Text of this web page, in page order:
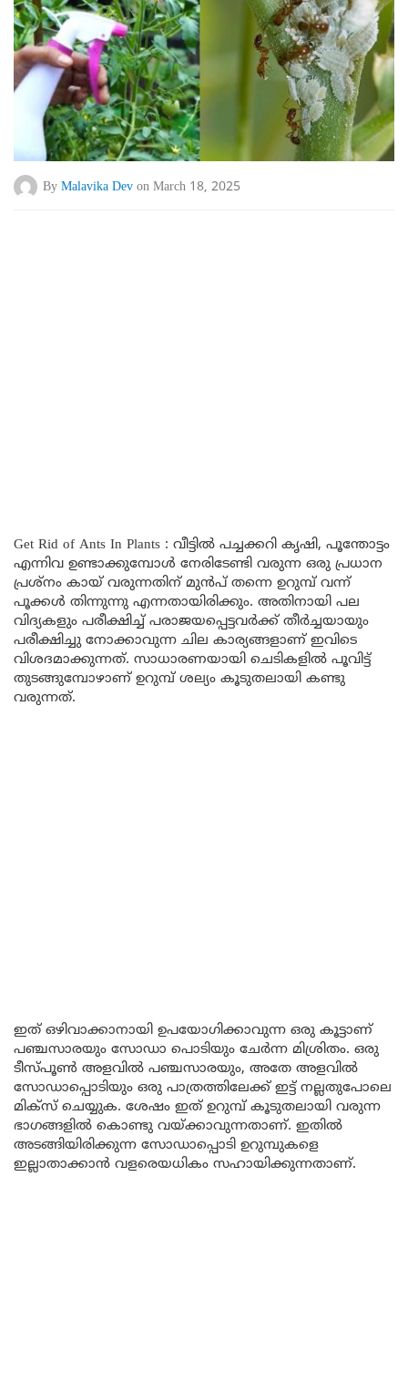
By Malavika Dev on March 18, 2025
Get Rid of Ants In Plants : വീട്ടിൽ പച്ചക്കറി കൃഷി, പൂന്തോട്ടം
എന്നിവ ഉണ്ടാക്കുമ്പോൾ നേരിടേണ്ടി വരുന്ന ഒരു പ്രധാന
പ്രശ്നം കായ് വരുന്നതിന് മുൻപ് തന്നെ ഉറുമ്പ് വന്ന്
പൂക്കൾ തിന്നുന്നു എന്നതായിരിക്കും. അതിനായി പല
വിദ്യകളും പരീക്ഷിച്ച് പരാജയപ്പെട്ടവർക്ക് തീർച്ചയായും
പരീക്ഷിച്ചു നോക്കാവുന്ന ചില കാര്യങ്ങളാണ് ഇവിടെ
വിശദമാക്കുന്നത്. സാധാരണയായി ചെടികളിൽ പൂവിട്ട്
തുടങ്ങുമ്പോഴാണ് ഉറുമ്പ് ശല്യം കൂടുതലായി കണ്ടു
വരുന്നത്.
ഇത് ഒഴിവാക്കാനായി ഉപയോഗിക്കാവുന്ന ഒരു കൂട്ടാണ്
പഞ്ചസാരയും സോഡാ പൊടിയും ചേർന്ന മിശ്രിതം. ഒരു
ടീസ്പൂൺ അളവിൽ പഞ്ചസാരയും, അതേ അളവിൽ
സോഡാപ്പൊടിയും ഒരു പാത്രത്തിലേക്ക് ഇട്ട് നല്ലതുപോലെ
മിക്സ് ചെയ്യുക. ശേഷം ഇത് ഉറുമ്പ് കൂടുതലായി വരുന്ന
ഭാഗങ്ങളിൽ കൊണ്ടു വയ്ക്കാവുന്നതാണ്. ഇതിൽ
അടങ്ങിയിരിക്കുന്ന സോഡാപ്പൊടി ഉറുമ്പുകളെ
ഇല്ലാതാക്കാൻ വളരെയധികം സഹായിക്കുന്നതാണ്.